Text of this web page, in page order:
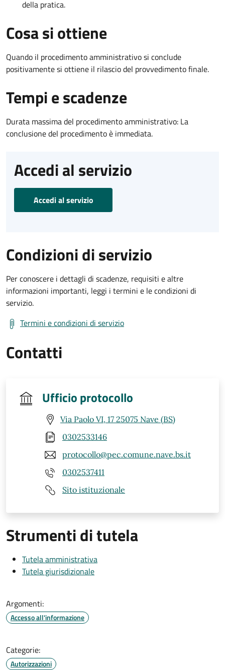
della pratica.
Cosa si ottiene
Quando il procedimento amministrativo si conclude
positivamente si ottiene il rilascio del provvedimento finale.
Tempi e scadenze
Durata massima del procedimento amministrativo: La
conclusione del procedimento è immediata.
Accedi al servizio
Accedi al servizio
Condizioni di servizio
Per conoscere i dettagli di scadenze, requisiti e altre
informazioni importanti, leggi i termini e le condizioni di
servizio.
Termini e condizioni di servizio
Contatti
Ufficio protocollo
Via Paolo VI, 17 25075 Nave (BS)
0302533146
protocollo@pec.comune.nave.bs.it
0302537411
Sito istituzionale
Strumenti di tutela
Tutela amministrativa
Tutela giurisdizionale
Argomenti:
Accesso all'informazione
Categorie:
Autorizzazioni